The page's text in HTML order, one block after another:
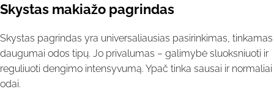
Skystas makiažo pagrindas
Skystas pagrindas yra universaliausias pasirinkimas, tinkamas
daugumai odos tipų. Jo privalumas – galimybė sluoksniuoti ir
reguliuoti dengimo intensyvumą. Ypač tinka sausai ir normaliai
odai.